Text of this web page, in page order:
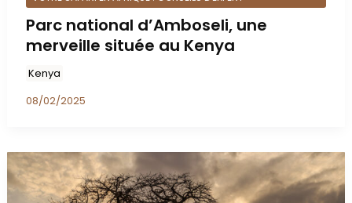
Parc national d’Amboseli, une
merveille située au Kenya
Kenya
08/02/2025